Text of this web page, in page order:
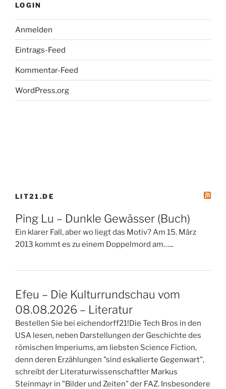
LOGIN
Anmelden
Eintrags-Feed
Kommentar-Feed
WordPress.org
LIT21.DE
Ping Lu – Dunkle Gewässer (Buch)
Ein klarer Fall, aber wo liegt das Motiv? Am 15. März
2013 kommt es zu einem Doppelmord am…...
Efeu – Die Kulturrundschau vom
08.08.2026 – Literatur
Bestellen Sie bei eichendorff21!Die Tech Bros in den
USA lesen, neben Darstellungen der Geschichte des
römischen Imperiums, am liebsten Science Fiction,
denn deren Erzählungen "sind eskalierte Gegenwart",
schreibt der Literaturwissenschaftler Markus
Steinmayr in "Bilder und Zeiten" der FAZ. Insbesondere